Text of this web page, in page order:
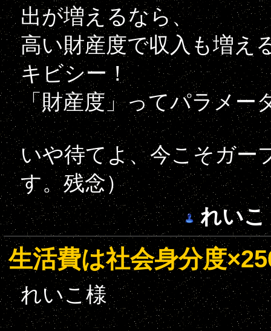
出が増えるなら、
高い財産度で収入も増え
キビシー！
「財産度」ってパラメー
いや待てよ、今こそガー
す。残念）
れいこ
生活費は社会身分度
れいこ様